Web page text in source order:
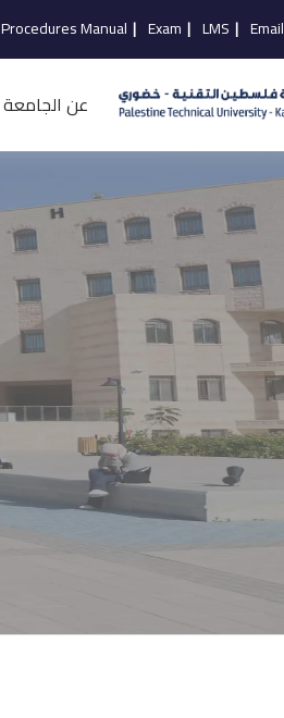
Email
|
LMS
|
Exam
|
Procedures Manual
عن الجامعة